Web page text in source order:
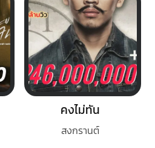
คงไม่ทัน
สงกรานต์